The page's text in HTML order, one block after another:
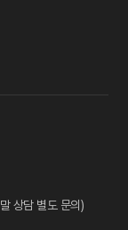
상담 별도 문의)